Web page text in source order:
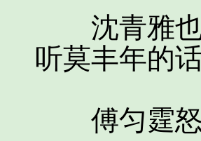
沈青雅也
听莫丰年的
傅匀霆怒